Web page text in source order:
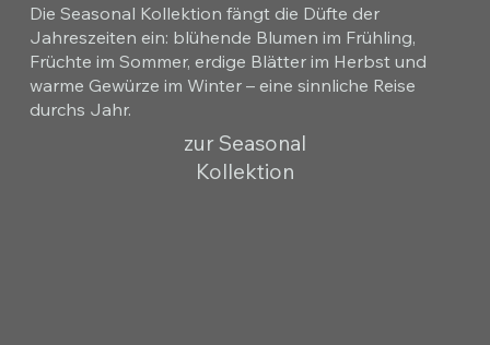
Die Seasonal Kollektion fängt die Düfte der
Jahreszeiten ein: blühende Blumen im Frühling,
Früchte im Sommer, erdige Blätter im Herbst und
warme Gewürze im Winter – eine sinnliche Reise
durchs Jahr.
zur Seasonal
Kollektion